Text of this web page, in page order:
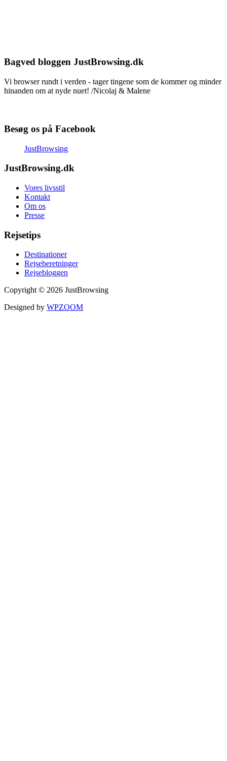
Bagved bloggen JustBrowsing.dk
Vi browser rundt i verden - tager tingene som de kommer og minder
hinanden om at nyde nuet! /Nicolaj & Malene
Besøg os på Facebook
JustBrowsing
JustBrowsing.dk
Vores livsstil
Kontakt
Om os
Presse
Rejsetips
Destinationer
Rejseberetninger
Rejsebloggen
Copyright © 2026 JustBrowsing
Designed by WPZOOM